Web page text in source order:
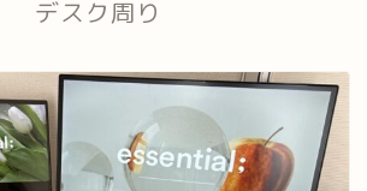
デスク周り